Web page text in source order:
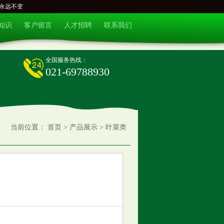
不变
识 客户留言 人才招聘 联系我们
全国服务热线：
021-69788930
当前位置： 首页 > 产品展示 > 叶菜类